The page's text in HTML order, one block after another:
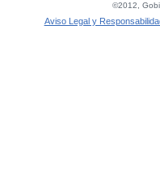
©2012,
Aviso Legal y